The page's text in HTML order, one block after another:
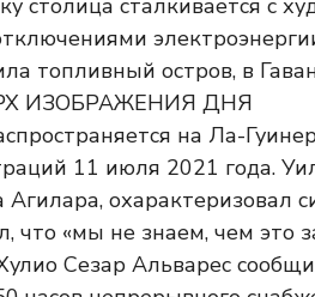
на Ла-
11 июля 2021 года.
охарактеризовал
что «мы не знаем, чем это
Сезар Альварес